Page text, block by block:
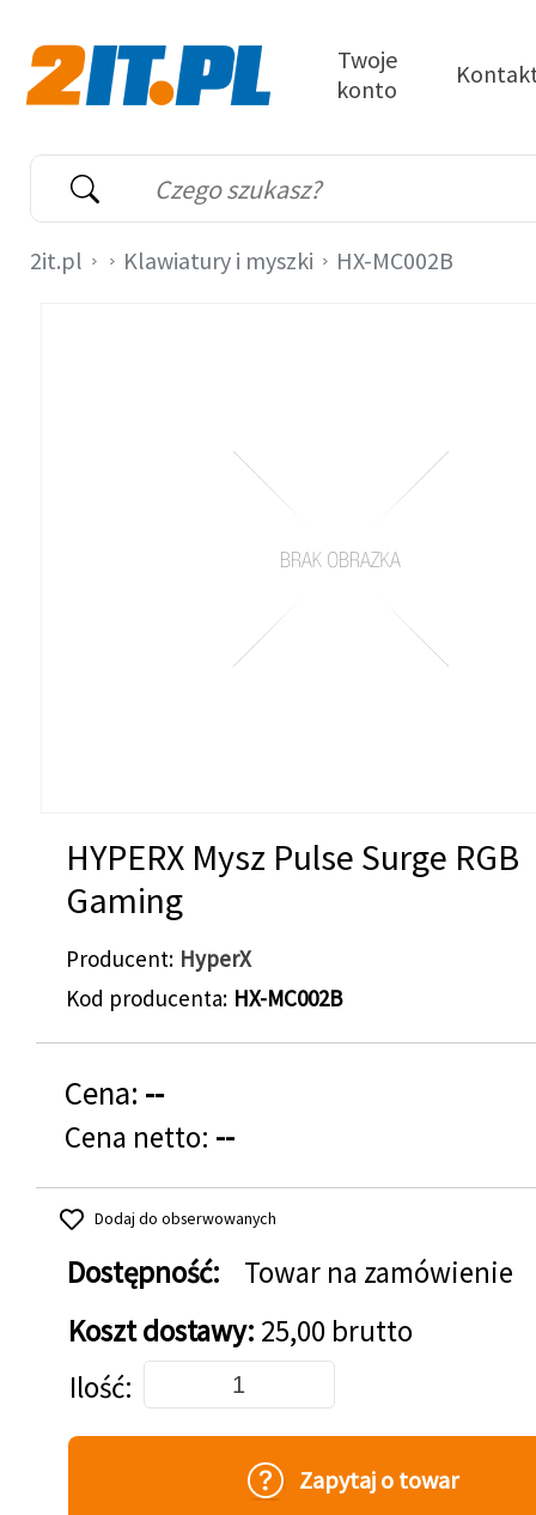
Wyszukiwarka
Słowo kluczowe
Twoje
konto
2it.pl Klawiatury i myszki HX-MC002B
HYPERX Mysz Pulse Surge RGB
Gaming
Producent HyperX
Kod producenta HX-MC002B
Cena: --
Cena netto: --
Dodaj do obserwowanych
Dostępność:
Towar na zamówienie
Koszt dostawy: 25,00 brutto
Dodaj do koszyka
Ilość
Zapytaj o towar